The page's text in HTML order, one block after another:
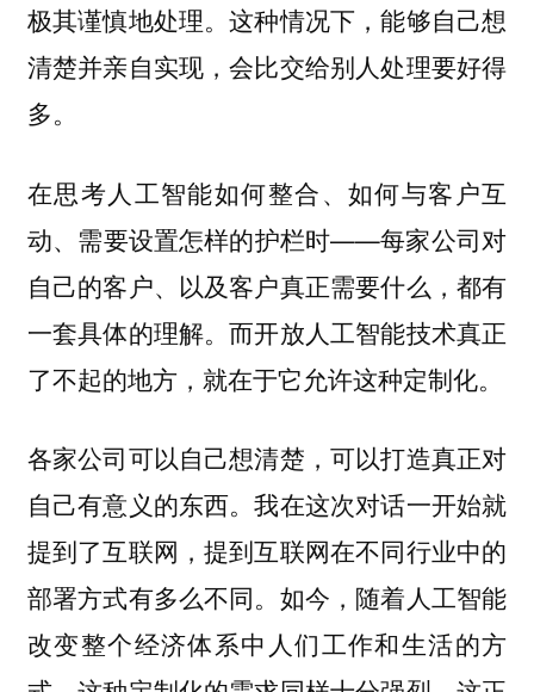
极其谨慎地处理。这种情况下，能够自己想
清楚并亲自实现，会比交给别人处理要好得
多。
在思考人工智能如何整合、如何与客户互
动、需要设置怎样的护栏时——每家公司对
自己的客户、以及客户真正需要什么，都有
一套具体的理解。而开放人工智能技术真正
了不起的地方，就在于它允许这种定制化。
各家公司可以自己想清楚，可以打造真正对
自己有意义的东西。我在这次对话一开始就
提到了互联网，提到互联网在不同行业中的
部署方式有多么不同。如今，随着人工智能
改变整个经济体系中人们工作和生活的方